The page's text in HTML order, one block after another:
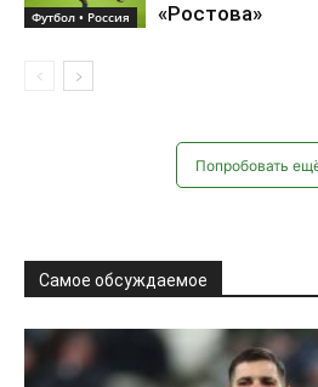
Футбол • Россия
«Ростова»
Попробовать
Самое обсуждаемое